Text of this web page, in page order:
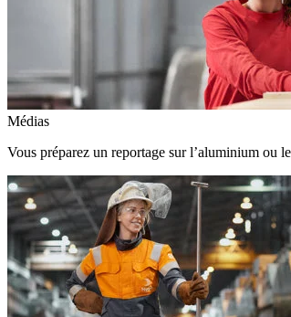
Médias
Vous préparez un reportage sur l’aluminium ou